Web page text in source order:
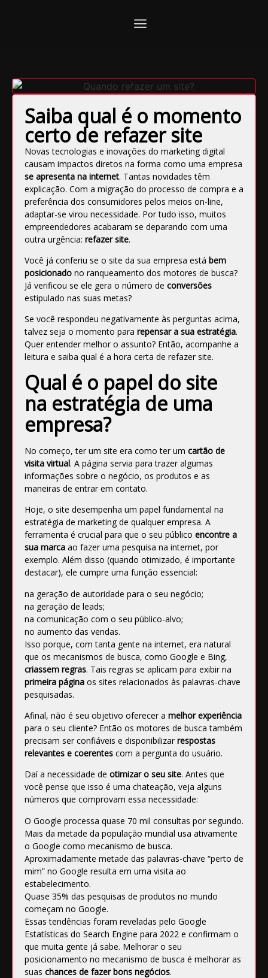
Saiba qual é o momento
certo de refazer site
Novas tecnologias e inovações do marketing digital
causam impactos diretos na forma como uma empresa
se apresenta na internet. Tantas novidades têm
explicação. Com a migração do processo de compra e a
preferência dos consumidores pelos meios on-line,
adaptar-se virou necessidade. Por tudo isso, muitos
empreendedores acabaram se deparando com uma
outra urgência: refazer site.
Você já conferiu se o site da sua empresa está bem
posicionado no ranqueamento dos motores de busca?
Já verificou se ele gera o número de conversões
estipulado nas suas metas?
Se você respondeu negativamente às perguntas acima,
talvez seja o momento para repensar a sua estratégia.
Quer entender melhor o assunto? Então, acompanhe a
leitura e saiba qual é a hora certa de refazer site.
Qual é o papel do site
na estratégia de uma
empresa?
No começo, ter um site era como ter um cartão de
visita virtual. A página servia para trazer algumas
informações sobre o negócio, os produtos e as
maneiras de entrar em contato.
Hoje, o site desempenha um papel fundamental na
estratégia de marketing de qualquer empresa. A
ferramenta é crucial para que o seu público encontre a
sua marca ao fazer uma pesquisa na internet, por
exemplo. Além disso (quando otimizado, é importante
destacar), ele cumpre uma função essencial:
na geração de autoridade para o seu negócio;
na geração de leads;
na comunicação com o seu público-alvo;
no aumento das vendas.
Isso porque, com tanta gente na internet, era natural
que os mecanismos de busca, como Google e Bing,
criassem regras. Tais regras se aplicam para exibir na
primeira página os sites relacionados às palavras-chave
pesquisadas.
Afinal, não é seu objetivo oferecer a melhor experiência
para o seu cliente? Então os motores de busca também
precisam ser confiáveis e disponibilizar respostas
relevantes e coerentes com a pergunta do usuário.
Daí a necessidade de otimizar o seu site. Antes que
você pense que isso é uma chateação, veja alguns
números que comprovam essa necessidade:
O Google processa quase 70 mil consultas por segundo.
Mais da metade da população mundial usa ativamente
o Google como mecanismo de busca.
Aproximadamente metade das palavras-chave “perto de
mim” no Google resulta em uma visita ao
estabelecimento.
Quase 35% das pesquisas de produtos no mundo
começam no Google.
Essas tendências foram reveladas pelo Google
Estatísticas do Search Engine para 2022 e confirmam o
que muita gente já sabe. Melhorar o seu
posicionamento no mecanismo de busca é melhorar as
suas chances de fazer bons negócios.